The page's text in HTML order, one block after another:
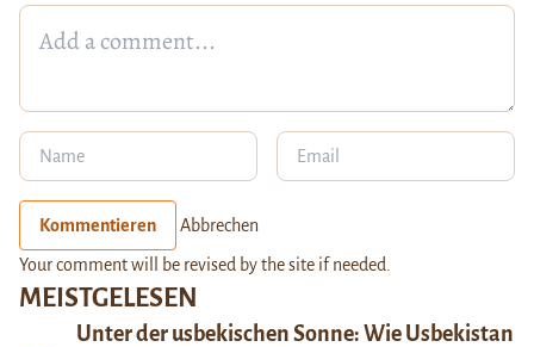
MEISTGELESEN
Unter der usbekischen Sonne: Wie Usbekistan
Kommentieren Abbrechen
Your comment will be revised by the site if needed.